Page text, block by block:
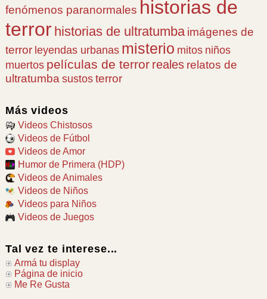
fenómenos paranormales historias de
terror historias de ultratumba imágenes de
terror leyendas urbanas misterio mitos niños
muertos películas de terror reales relatos de
ultratumba sustos terror
Más videos
Videos Chistosos
Videos de Fútbol
Videos de Amor
Humor de Primera (HDP)
Videos de Animales
Videos de Niños
Videos para Niños
Videos de Juegos
Tal vez te interese...
Armá tu display
Página de inicio
Me Re Gusta